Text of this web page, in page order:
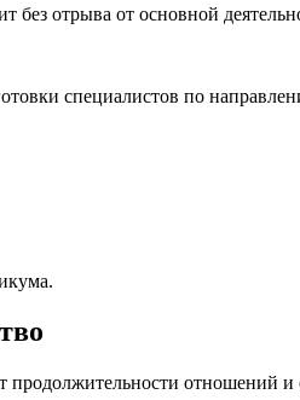
отрыва от основной
специалистов по
отношений и